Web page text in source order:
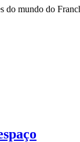
do mundo do